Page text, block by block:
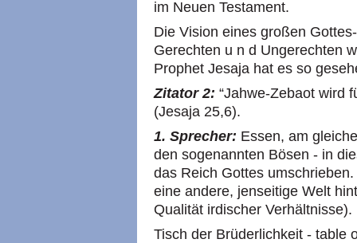
im Neuen Testament.
Die Vision eines großen
Gerechten u n d Ungerechten
Prophet Jesaja hat es so
Zitator 2: “Jahwe-Zebaot wird
(Jesaja 25,6).
1. Sprecher: Essen, am
den sogenannten Bösen - in
das Reich Gottes
eine andere, jenseitige Welt
Qualität irdischer Verhältnisse).
Tisch der Brüderlichkeit - table